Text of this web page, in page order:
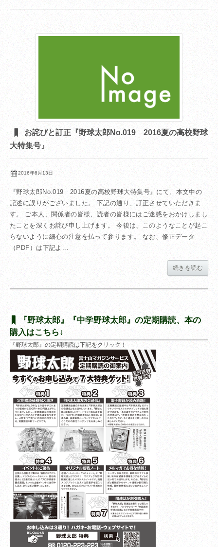
お詫びと訂正『野球太郎No.019 2016夏の高校野球
大特集号』
2016年6月13日
『野球太郎No.019 2016夏の高校野球大特集号』にて、本文中の
記述に誤りがございました。 下記の通り、訂正させていただきま
す。 ご本人、関係者の皆様、読者の皆様にはご迷惑をおかけしまし
たことを深くお詫び申し上げます。 今後は、このようなことが起こ
らないように細心の注意を払って参ります。 なお、修正データ
（PDF）は下記よ...
続きを読む
『野球太郎』『中学野球太郎』の定期購読、本の
購入はこちら↓
『野球太郎』の定期購読は下記をクリック！